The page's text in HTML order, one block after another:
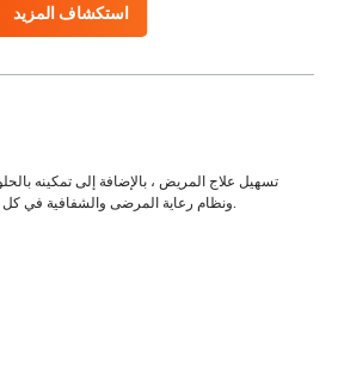
استكشاف المزيد
تسهيل علاج المريض ، بالإضافة إلى تمكينه
ونظام رعاية المرضى والشفافية في كل خطوة من خطوات رحلة العلاج.